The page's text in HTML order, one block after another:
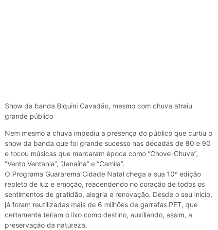
Show da banda Biquini Cavadão, mesmo com chuva atraiu
grande público
Nem mesmo a chuva impediu a presença do público que curtiu o
show da banda que foi grande sucesso nas décadas de 80 e 90
e tocou músicas que marcaram época como “Chove-Chuva”,
“Vento Ventania”, “Janaína” e “Camila”.
O Programa Guararema Cidade Natal chega a sua 10ª edição
repleto de luz e emoção, reacendendo no coração de todos os
sentimentos de gratidão, alegria e renovação. Desde o seu início,
já foram reutilizadas mais de 6 milhões de garrafas PET, que
certamente teriam o lixo como destino, auxiliando, assim, a
preservação da natureza.